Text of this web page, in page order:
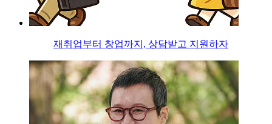
재취업부터 창업까지, 상담받고 지원하자